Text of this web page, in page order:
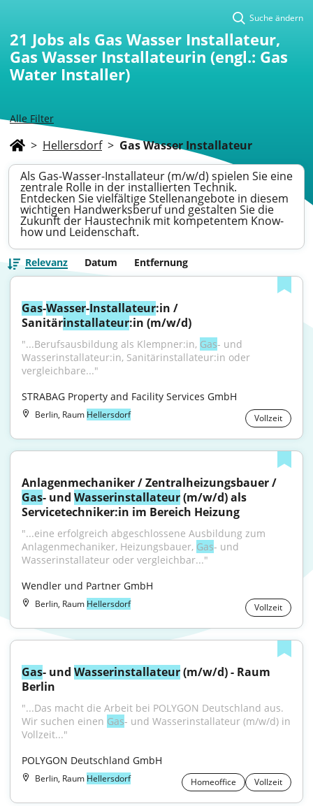
Alle Filter
Suche ändern
21 Jobs als Gas Wasser Installateur,
Gas Wasser Installateurin (engl.: Gas
Water Installer)
> Hellersdorf > Gas Wasser Installateur
Als Gas-Wasser-Installateur (m/w/d) spielen Sie eine
zentrale Rolle in der installierten Technik.
Entdecken Sie vielfältige Stellenangebote in diesem
wichtigen Handwerksberuf und gestalten Sie die
Zukunft der Haustechnik mit kompetentem Know-
how und Leidenschaft.
Relevanz Datum Entfernung
Gas-Wasser-Installateur:in /
Sanitärinstallateur:in (m/w/d)
"...Berufsausbildung als Klempner:in, Gas- und
Wasserinstallateur:in, Sanitärinstallateur:in oder
vergleichbare..."
STRABAG Property and Facility Services GmbH
Berlin, Raum Hellersdorf Vollzeit
Gas- und Wasserinstallateur (m/w/d) als
Servicetechniker:in im Bereich Heizung
"...eine erfolgreich abgeschlossene Ausbildung zum
Anlagenmechaniker, Heizungsbauer, Gas- und
Wasserinstallateur oder vergleichbar..."
Wendler und Partner GmbH
Berlin, Raum Hellersdorf Vollzeit
Gas- und Wasserinstallateur (m/w/d) - Raum
Berlin
"...Das macht die Arbeit bei POLYGON Deutschland aus.
Wir suchen einen Gas- und Wasserinstallateur (m/w/d) in
Vollzeit..."
POLYGON Deutschland GmbH
Berlin, Raum Hellersdorf Homeoffice Vollzeit